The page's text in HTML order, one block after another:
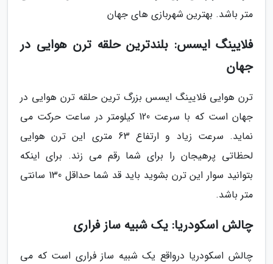
متر باشد. بهترین شهربازی های جهان
فلایینگ ایسس: بلندترین حلقه ترن هوایی در
جهان
ترن هوایی فلایینگ ایسس بزرگ ترین حلقه ترن هوایی در
جهان است که با سرعت 120 کیلومتر در ساعت حرکت می
نماید. سرعت زیاد و ارتفاع 63 متری این ترن هوایی
لحظاتی پرهیجان را برای شما رقم می زند. برای اینکه
بتوانید سوار این ترن بشوید باید قد شما حداقل 130 سانتی
متر باشد.
چالش اسکودریا: یک شبیه ساز فراری
چالش اسکودریا درواقع یک شبیه ساز فراری است که می